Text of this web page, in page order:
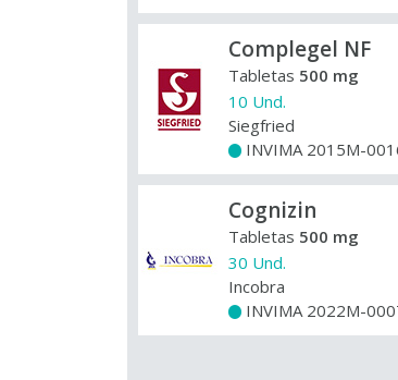
Complegel NF
Tabletas 500 mg
10 Und.
Siegfried
INVIMA 2015M-
Cognizin
Tabletas 500 mg
30 Und.
Incobra
INVIMA 2022M-